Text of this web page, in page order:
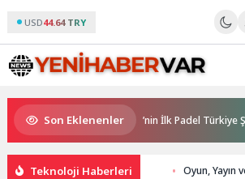
USD44.64 TRY
Son Eklenenler
Sponsorluğunda Türkiye’nin İlk Padel Türkiye
Teknoloji Haberleri Oyun,